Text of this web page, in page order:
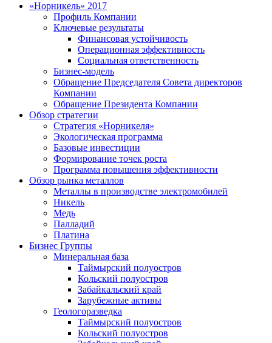
«Норникель» 2017
Профиль Компании
Ключевые результаты
Финансовая устойчивость
Операционная эффективность
Социальная ответственность
Бизнес-модель
Обращение Председателя Совета директоров
Компании
Обращение Президента Компании
Обзор стратегии
Стратегия «Норникеля»
Экологическая программа
Базовые инвестиции
Формирование точек роста
Программа повышения эффективности
Обзор рынка металлов
Металлы в производстве электромобилей
Никель
Медь
Палладий
Платина
Бизнес Группы
Минеральная база
Таймырский полуостров
Кольский полуостров
Забайкальский край
Зарубежные активы
Геологоразведка
Таймырский полуостров
Кольский полуостров